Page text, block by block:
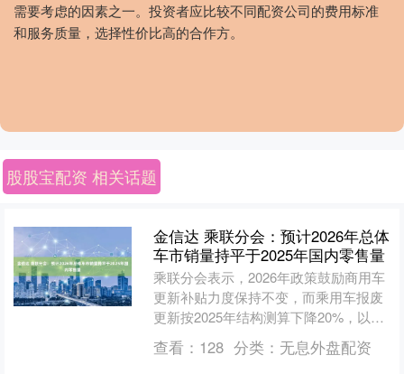
需要考虑的因素之一。投资者应比较不同配资公司的费用标准
和服务质量，选择性价比高的合作方。
股股宝配资 相关话题
金信达 乘联分会：预计2026年总体
车市销量持平于2025年国内零售量
乘联分会表示，2026年政策鼓励商用车
更新补贴力度保持不变，而乘用车报废
更新按2025年结构测算下降20%，以旧
换新测算最大下降30%，2026年商用车
的增长效....
查看： 128 分类： 无息外盘配资